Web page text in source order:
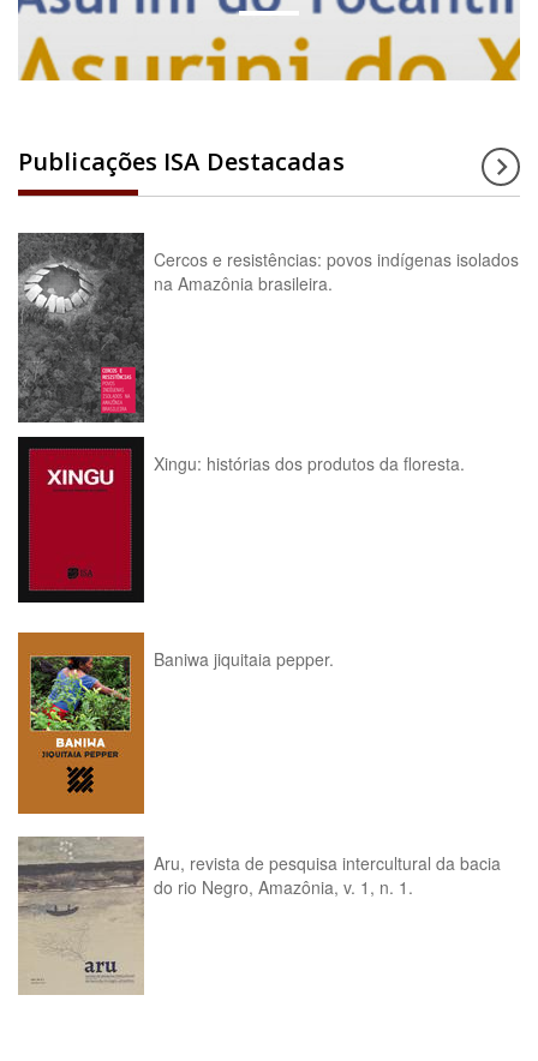
Publicações ISA Destacadas
Cercos e resistências: povos indígenas isolados
na Amazônia brasileira.
Xingu: histórias dos produtos da floresta.
Baniwa jiquitaia pepper.
Aru, revista de pesquisa intercultural da bacia
do rio Negro, Amazônia, v. 1, n. 1.